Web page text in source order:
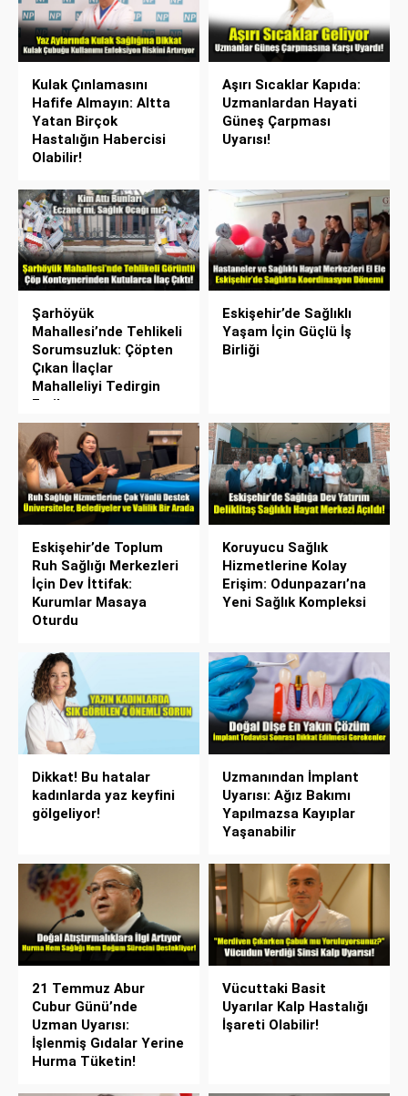
Kulak Çınlamasını
Hafife Almayın: Altta
Yatan Birçok
Hastalığın Habercisi
Olabilir!
Aşırı Sıcaklar Kapıda:
Uzmanlardan Hayati
Güneş Çarpması
Uyarısı!
Şarhöyük
Mahallesi’nde Tehlikeli
Sorumsuzluk: Çöpten
Çıkan İlaçlar
Mahalleliyi Tedirgin
Etti!
Eskişehir’de Sağlıklı
Yaşam İçin Güçlü İş
Birliği
Eskişehir’de Toplum
Ruh Sağlığı Merkezleri
İçin Dev İttifak:
Kurumlar Masaya
Oturdu
Koruyucu Sağlık
Hizmetlerine Kolay
Erişim: Odunpazarı’na
Yeni Sağlık Kompleksi
Dikkat! Bu hatalar
kadınlarda yaz keyfini
gölgeliyor!
Uzmanından İmplant
Uyarısı: Ağız Bakımı
Yapılmazsa Kayıplar
Yaşanabilir
21 Temmuz Abur
Cubur Günü’nde
Uzman Uyarısı:
İşlenmiş Gıdalar Yerine
Hurma Tüketin!
Vücuttaki Basit
Uyarılar Kalp Hastalığı
İşareti Olabilir!